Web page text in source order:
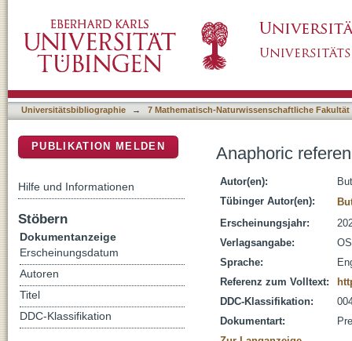
Universitätsbibliographie → 7 Mathematisch-Naturwissenschaftliche Fakultät
Anaphoric
Autor(en):
Tübinger Autor(en):
Erscheinungsjahr:
Verlagsangabe:
Sprache:
Referenz zum Volltext:
DDC-Klassifikation:
Dokumentart:
PUBLIKATION MELDEN
Hilfe und Informationen
Stöbern
Dokumentanzeige
Erscheinungsdatum
Autoren
Titel
DDC-Klassifikation